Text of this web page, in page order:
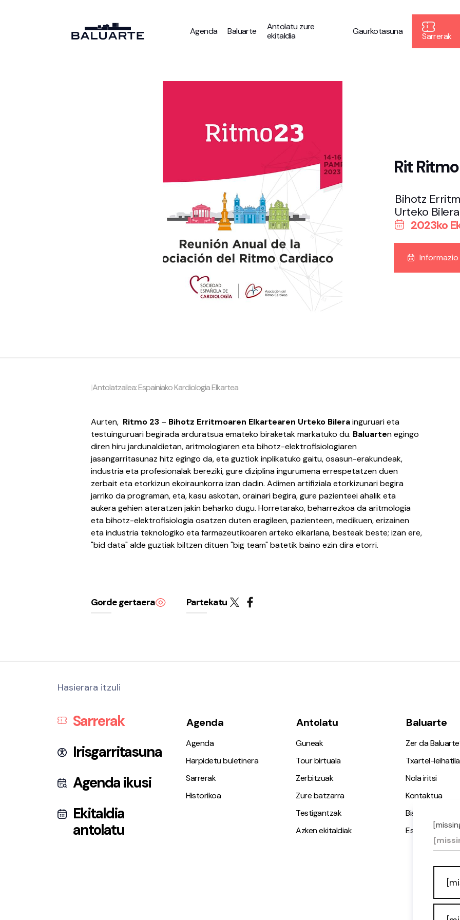
Agenda Baluarte
Antolatu zure
ekitaldia
Gaurkotasuna Sarrerak
Rit
Bihotz
Urteko Bilera
2023ko
|Antolatzailea: Espainiako Kardiologia Elkartea
Aurten, Ritmo 23 – Bihotz Erritmoaren Elkartearen Urteko Bilerainguruari eta
testuinguruari begirada arduratsua emateko biraketak markatuko du. Baluarten egingo
diren hiru jardunaldietan, aritmologiaren eta bihotz-elektrofisiologiaren
jasangarritasunaz hitz egingo da, eta guztiok inplikatuko gaitu, osasun-erakundeak,
industria eta profesionalak bereziki, gure diziplina ingurumena errespetatzen duen
zerbait eta etorkizun ekoiraunkorra izan dadin. Adimen artifiziala etorkizunari begira
jarriko da programan, eta, kasu askotan, orainari begira, gure pazienteei ahalik eta
aukera gehien ateratzen jakin beharko dugu. Horretarako, beharrezkoa da aritmologia
eta bihotz-elektrofisiologia osatzen duten eragileen, pazienteen, medikuen, erizainen
eta industria teknologiko eta farmazeutikoaren arteko elkarlana, besteak beste; izan ere,
"bid data" alde guztiak biltzen dituen "big team" batetik baino ezin dira etorri.
Gorde gertaera Partekatu
Hasierara itzuli
Sarrerak
Irisgarritasuna
Agenda ikusi
Ekitaldia
antolatu
Agenda
Agenda
Harpidetu buletinera
Sarrerak
Historikoa
Antolatu
Guneak
Tour birtuala
Zerbitzuak
Zure batzarra
Testigantzak
Azken ekitaldiak
Baluarte
Zer da
Txartel-leihatila
Nola iritsi
Kontaktua
Bisita gidatuak
Espazio